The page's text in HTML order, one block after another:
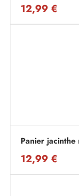
12,99 €
Panier
12,99 €